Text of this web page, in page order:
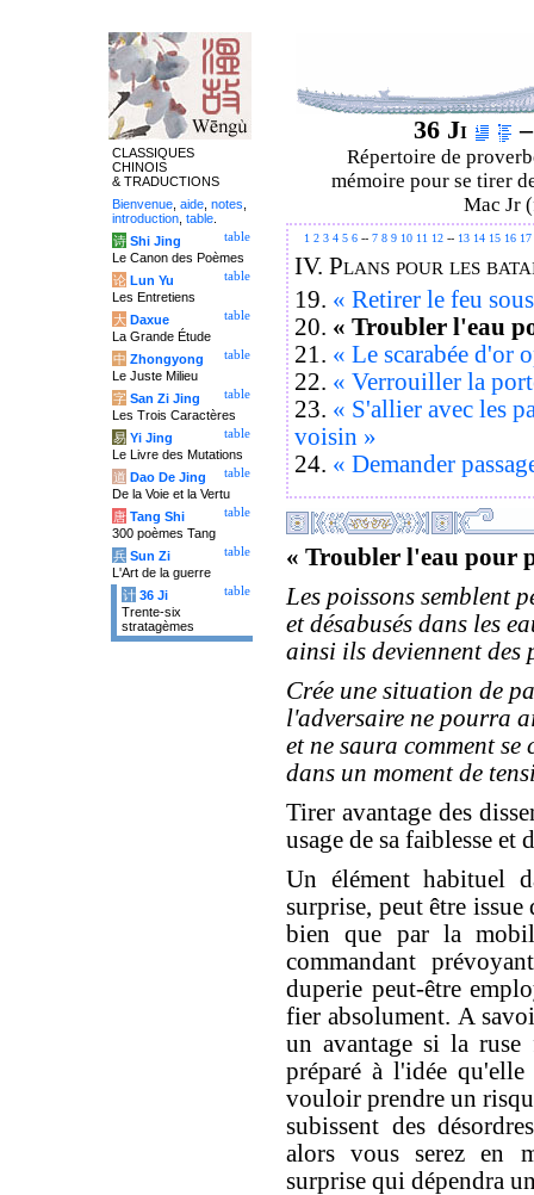
36 Ji
Répertoire de
mémoire pour se tirer
Mac Jr
1 2 3 4 5 6-- 7 8 9 10 11 12-- 13 14 15 16 17
IV. Plans pour les
19. « Retirer le feu
20. « Troubler l'eau
21. « Le scarabée d'or
22. « Verrouiller la
23. « S'allier avec les
voisin »
24. « Demander
« Troubler l'eau pour
Les poissons semblent
et désabusés dans les
ainsi ils deviennent des
Crée une situation de
l'adversaire ne pourra
et ne saura comment se
dans un moment de
Tirer avantage des
usage de sa faiblesse et
Un élément habituel
surprise, peut être
bien que par la
commandant
duperie peut-être
fier absolument. A
un avantage si la ruse
préparé à l'idée qu'elle
vouloir prendre un
subissent des
alors vous serez en
surprise qui dépendra
CLASSIQUES
CHINOIS
& TRADUCTIONS
Bienvenue aide notes
introduction table
table
诗 Shi Jing
Le Canon des Poèmes
table
论 Lun Yu
Les Entretiens
table
大 Daxue
La Grande Étude
table
中 Zhongyong
Le Juste Milieu
table
字 San Zi Jing
Les Trois Caractères
table
易 Yi Jing
Le Livre des Mutations
table
道 Dao De Jing
De la Voie et la Vertu
table
唐 Tang Shi
300 poèmes Tang
table
兵 Sun Zi
L'Art de la guerre
table
计 36 Ji
Trente-six
stratagèmes